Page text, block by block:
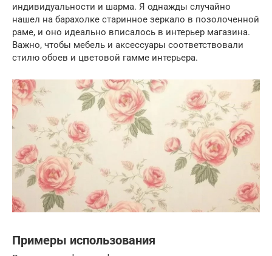
индивидуальности и шарма. Я однажды случайно
нашел на барахолке старинное зеркало в позолоченной
раме, и оно идеально вписалось в интерьер магазина.
Важно, чтобы мебель и аксессуары соответствовали
стилю обоев и цветовой гамме интерьера.
Примеры использования